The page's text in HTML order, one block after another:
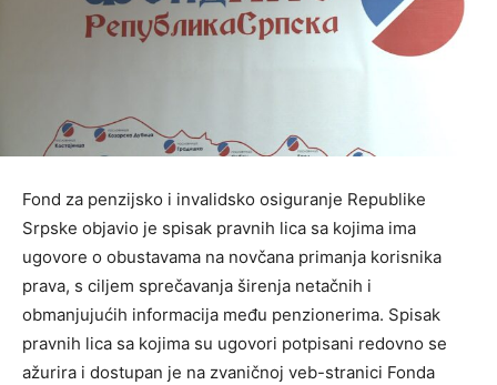
Fond za penzijsko i invalidsko osiguranje Republike
Srpske objavio je spisak pravnih lica sa kojima ima
ugovore o obustavama na novčana primanja korisnika
prava, s ciljem sprečavanja širenja netačnih i
obmanjujućih informacija među penzionerima. Spisak
pravnih lica sa kojima su ugovori potpisani redovno se
ažurira i dostupan je na zvaničnoj veb-stranici Fonda